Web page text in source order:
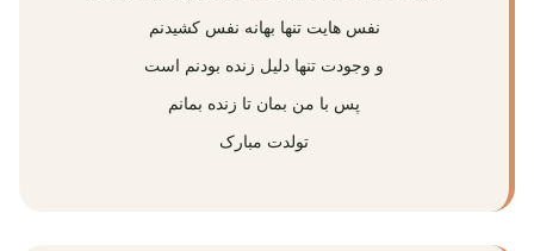
نفس‌ هایت تنها بهانه نفس کشیدنم
و وجودت تنها دلیل زنده بودنم است
پس با من بمان تا زنده بمانم
تولدت مبارک